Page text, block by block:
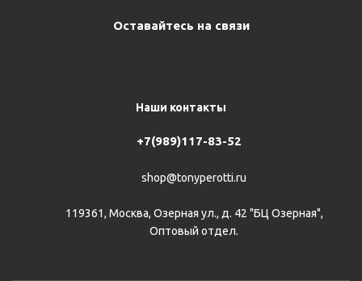
Оставайтесь на связи
Наши контакты
+7(989)117-83-52
shop@tonyperotti.ru
119361, Москва, Озерная ул., д. 42 "БЦ Озерная",
Оптовый отдел.